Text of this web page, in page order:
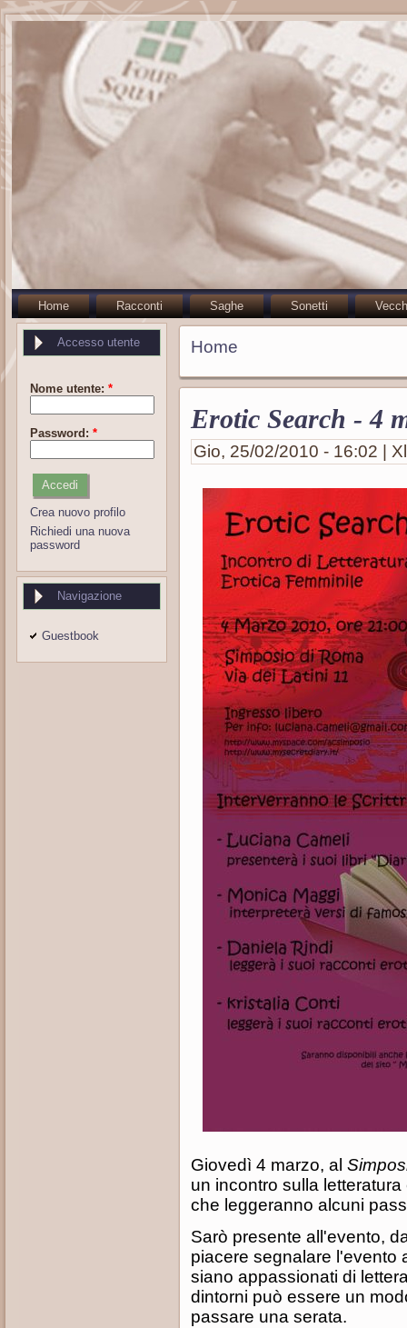
Home Racconti Saghe Sonetti
Accesso utente
Nome utente: *
Password: *
Crea nuovo profilo
Richiedi una nuova
password
Navigazione
Guestbook
Home
Erotic Search - 4
Gio, 25/02/2010 - 16:02 |
Giovedì 4 marzo, al
un incontro sulla
che leggeranno alcuni
Sarò presente all'evento,
piacere segnalare l'evento
siano appassionati di
dintorni può essere un
passare una serata.